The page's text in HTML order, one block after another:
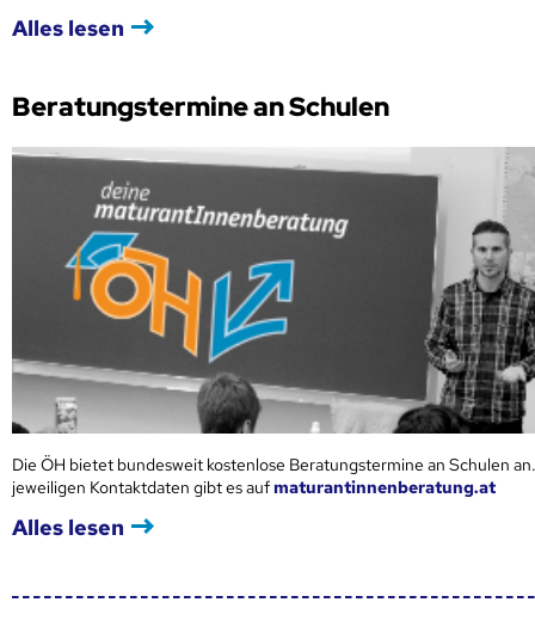
Alles lesen
Beratungstermine an Schulen
Die ÖH bietet bundesweit kostenlose Beratungstermine an Schulen
jeweiligen Kontaktdaten gibt es aufmaturantinnenberatung.at
Alles lesen